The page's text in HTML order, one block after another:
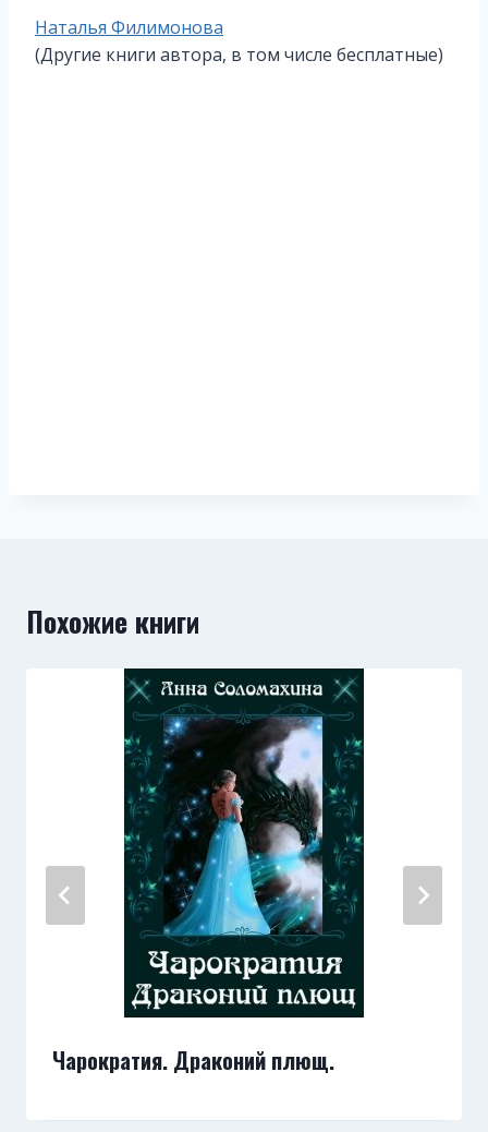
Метки
записи:
Наталья Филимонова
(Другие книги автора, в том числе бесплатные)
Похожие книги
Чарократия. Драконий плющ.